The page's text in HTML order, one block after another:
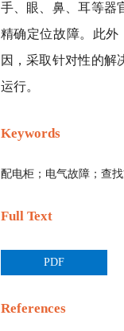
手、眼、鼻、耳等器
精确定位故障。此
因，采取针对性的解
运行。
Keywords
配电柜；电气故障；查
Full Text
PDF
References